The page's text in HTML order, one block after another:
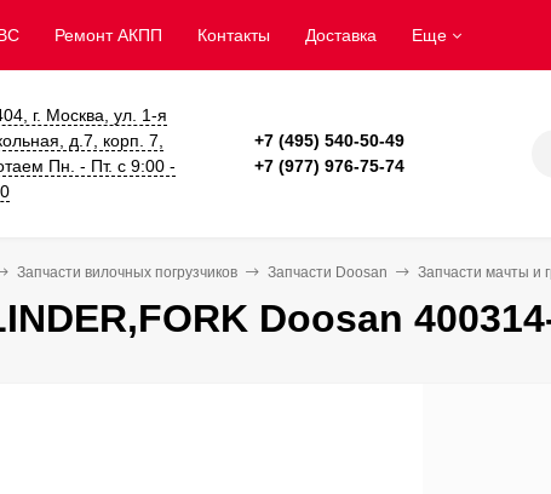
Ремонт АКПП Контакты Доставка Еще
г. Москва, ул. 1-я
д.7, корп. 7,
Пн. - Пт. с 9:00 -
+7 (495) 540-50-49
+7 (977) 976-75-74
Запчасти вилочных погрузчиков Запчасти Doosan Запчасти мачты и
Doosan